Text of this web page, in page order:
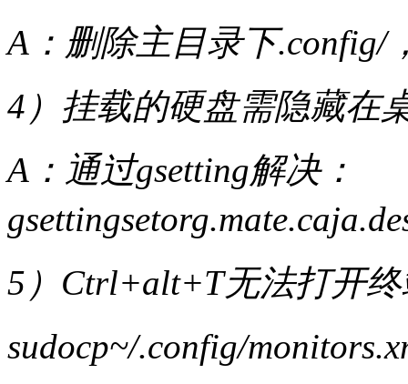
A：删除主目录下.config/
4）挂载的硬盘需隐藏在
A：通过gsetting解决：
5）Ctrl+alt+T无法打开
sudocp~/.config/